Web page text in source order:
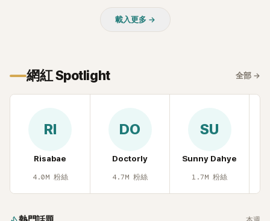
載入更多 →
網紅 Spotlight 全部 →
RI
Risabae
4.0M 粉絲
DO
Doctorly
4.7M 粉絲
SU
Sunny Dahye
1.7M 粉絲